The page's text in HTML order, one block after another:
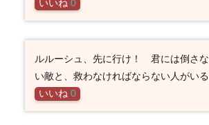
いいね 0
ルルーシュ、先に行け！ 君には倒さ
い敵と、救わなければならない人がい
いいね 0